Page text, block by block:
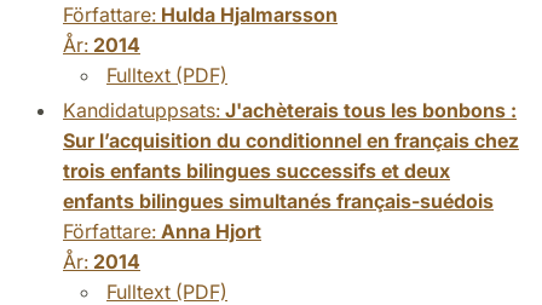
Författare: Hulda Hjalmarsson
År: 2014
Fulltext (PDF)
Kandidatuppsats: J'achèterais tous les bonbons :
Sur l’acquisition du conditionnel en français chez
trois enfants bilingues successifs et deux
enfants bilingues simultanés français-suédois
Författare: Anna Hjort
År: 2014
Fulltext (PDF)